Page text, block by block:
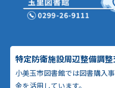
特定防衛施設周辺整備調
小美玉市図書館では図書購入
金を活用しています。